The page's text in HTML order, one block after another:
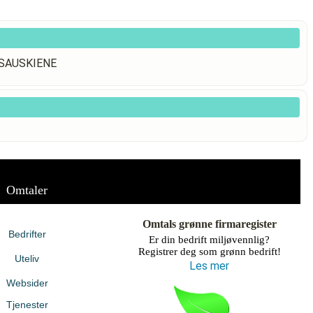
Omtaler
Bedrifter
Uteliv
Websider
Tjenester
Omtals grønne firmaregister
Er din bedrift miljøvennlig?
Registrer deg som grønn bedrift!
Les mer